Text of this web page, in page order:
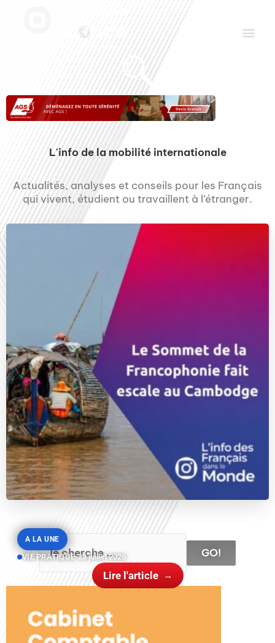
L'info de la mobilité internationale
Actualités, analyses et conseils pour les Français
qui vivent, étudient ou travaillent à l’étranger.
A LA UNE
VIE PRATIQUE•23 juillet 2026
Lire l'article
GO!